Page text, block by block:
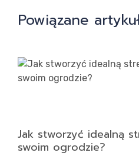
Powiązane
Jak stworzyć idealną
swoim ogrodzie?